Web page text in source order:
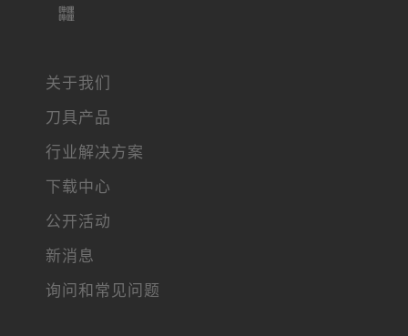
关于我们
刀具产品
行业解决方案
下载中心
公开活动
新消息
询问和常见问题